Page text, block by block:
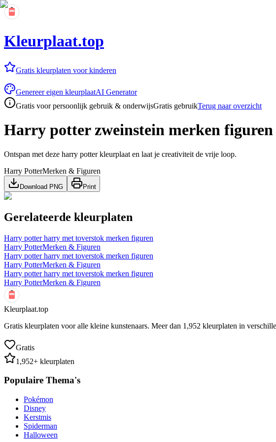
Kleurplaat.top
Gratis kleurplaten voor kinderen
Genereer eigen kleurplaatAI Generator
Gratis voor persoonlijk gebruik & onderwijsGratis gebruikTerug naar overzicht
Harry potter zweinstein merken figuren
Ontspan met deze harry potter kleurplaat en laat je creativiteit de vrije loop.
Harry PotterMerken & Figuren
Download PNG Print
Gerelateerde kleurplaten
Harry potter harry met toverstok merken figuren
Harry PotterMerken & Figuren
Harry potter harry met toverstok merken figuren
Harry PotterMerken & Figuren
Harry potter harry met toverstok merken figuren
Harry PotterMerken & Figuren
Kleurplaat.top
Gratis kleurplaten voor alle kleine kunstenaars. Meer dan 1,952 kleurplaten in
Gratis
1,952+ kleurplaten
Populaire Thema's
Pokémon
Disney
Kerstmis
Spiderman
Halloween